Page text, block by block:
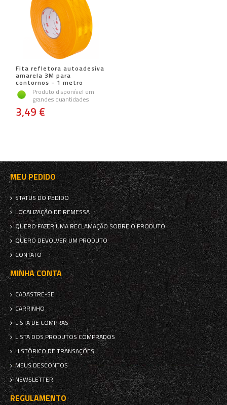
Fita refletora autoadesiva
amarela 3M para
contornos - 1 metro
Produto disponível em
grandes quantidades
3,49 €
MEU PEDIDO
STATUS DO PEDIDO
LOCALIZAÇÃO DE REMESSA
QUERO FAZER UMA RECLAMAÇÃO SOBRE O PRODUTO
QUERO DEVOLVER UM PRODUTO
CONTATO
MINHA CONTA
CADASTRE-SE
CARRINHO
LISTA DE COMPRAS
LISTA DOS PRODUTOS COMPRADOS
HISTÓRICO DE TRANSAÇÕES
MEUS DESCONTOS
NEWSLETTER
REGULAMENTO